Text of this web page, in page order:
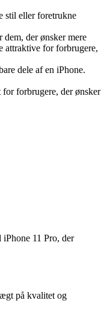
stil eller foretrukne
der ønsker mere
attraktive for forbrugere,
dele af en iPhone.
forbrugere, der ønsker
11 Pro, der
på kvalitet og